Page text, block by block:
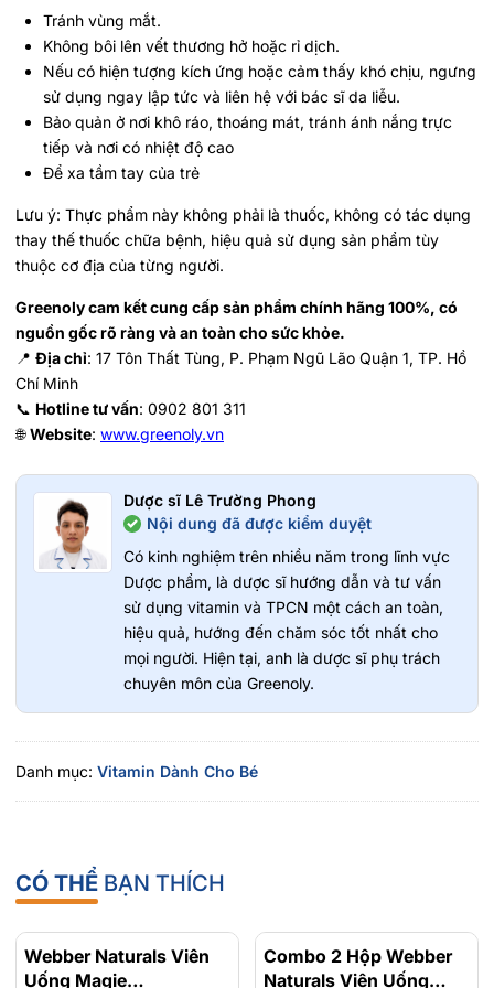
Tránh vùng mắt.
Không bôi lên vết thương hở hoặc rỉ dịch.
Nếu có hiện tượng kích ứng hoặc cảm thấy khó chịu, ngưng
sử dụng ngay lập tức và liên hệ với bác sĩ da liễu.
Bảo quản ở nơi khô ráo, thoáng mát, tránh ánh nắng trực
tiếp và nơi có nhiệt độ cao
Để xa tầm tay của trẻ
Lưu ý: Thực phẩm này không phải là thuốc, không có tác dụng
thay thế thuốc chữa bệnh, hiệu quả sử dụng sản phẩm tùy
thuộc cơ địa của từng người.
Greenoly cam kết cung cấp sản phẩm chính hãng 100%, có
nguồn gốc rõ ràng và an toàn cho sức khỏe.
📍 Địa chỉ: 17 Tôn Thất Tùng, P. Phạm Ngũ Lão Quận 1, TP. Hồ
Chí Minh
📞 Hotline tư vấn: 0902 801 311
🌐Website: www.greenoly.vn
Dược sĩ Lê Trường Phong
Nội dung đã được kiểm duyệt
Có kinh nghiệm trên nhiều năm trong lĩnh vực
Dược phẩm, là dược sĩ hướng dẫn và tư vấn
sử dụng vitamin và TPCN một cách an toàn,
hiệu quả, hướng đến chăm sóc tốt nhất cho
mọi người. Hiện tại, anh là dược sĩ phụ trách
chuyên môn của Greenoly.
Danh mục: Vitamin Dành Cho Bé
CÓ THỂ BẠN THÍCH
- 15%
Webber Naturals Viên
Uống Magie
- 23%
Combo 2 Hộp Webber
Naturals Viên Uống